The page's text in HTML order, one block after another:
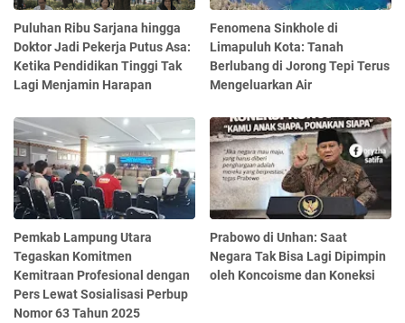
Puluhan Ribu Sarjana hingga
Doktor Jadi Pekerja Putus Asa:
Ketika Pendidikan Tinggi Tak
Lagi Menjamin Harapan
Fenomena Sinkhole di
Limapuluh Kota: Tanah
Berlubang di Jorong Tepi Terus
Mengeluarkan Air
Pemkab Lampung Utara
Tegaskan Komitmen
Kemitraan Profesional dengan
Pers Lewat Sosialisasi Perbup
Nomor 63 Tahun 2025
Prabowo di Unhan: Saat
Negara Tak Bisa Lagi Dipimpin
oleh Koncoisme dan Koneksi